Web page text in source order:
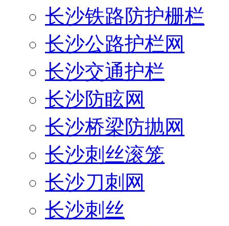
长沙铁路防护栅栏
长沙公路护栏网
长沙交通护栏
长沙防眩网
长沙桥梁防抛网
长沙刺丝滚笼
长沙刀刺网
长沙刺丝